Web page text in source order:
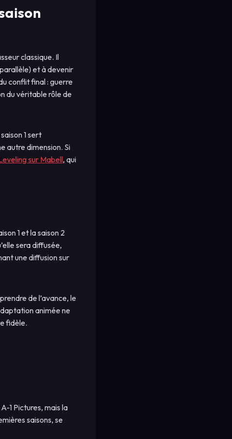
classique. Il
et à devenir
conflit final : guerre
du véritable rôle de
1 sert
autre dimension. Si
sur Mabell, qui
1 et la saison 2
sera diffusée,
une diffusion sur
de l’avance, le
animée ne
fidèle.
1 Pictures, mais la
saisons, se